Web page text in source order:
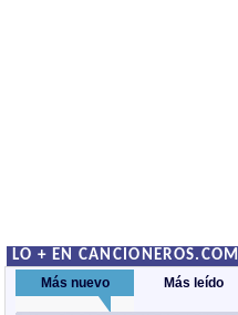
LO + EN CANCIONEROS.COM
Más nuevo Más leído